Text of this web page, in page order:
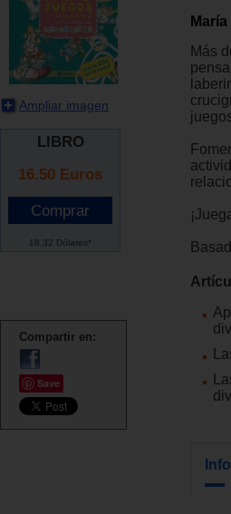
Ampliar imagen
LIBRO
16.50 Euros
18.32 Dólares*
Compartir en:
Save
Más